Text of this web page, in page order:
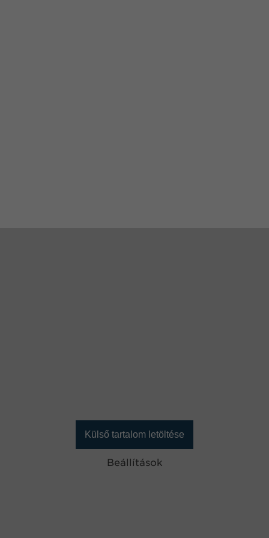
Külső tartalom letöltése
Beállítások